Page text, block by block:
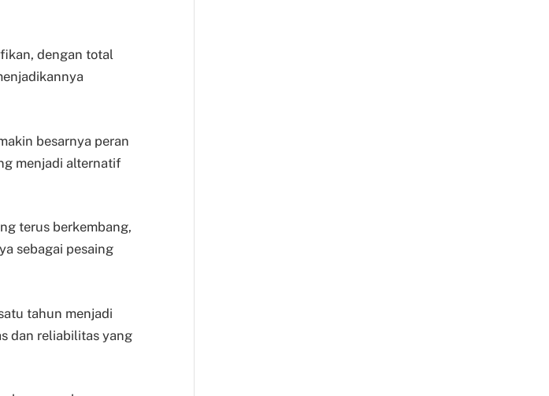
dengan total
besarnya peran
menjadi alternatif
terus berkembang,
sebagai pesaing
tahun menjadi
dan reliabilitas yang